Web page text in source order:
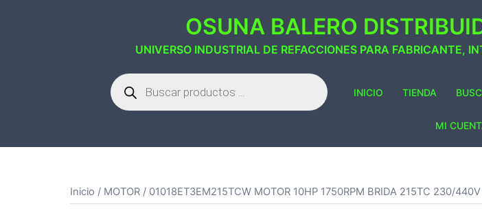
OSUNA BALERO
UNIVERSO INDUSTRIAL DE REFACCIONES PARA FABRICANTE,
Búsqueda
de
productos
INICIO TIENDA
MI
Inicio / MOTOR / 01018ET3EM215TCW MOTOR 10HP 1750RPM BRIDA 215TC 230/